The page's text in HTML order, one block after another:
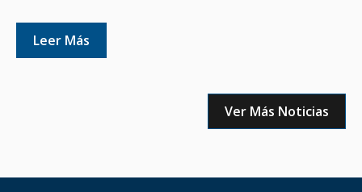
Leer Más
Ver Más Noticias